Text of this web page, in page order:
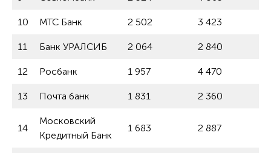
10 МТС Банк 2 502 3 423
11 Банк УРАЛСИБ 2 064 2 840
12 Росбанк 1 957 4 470
13 Почта банк 1 831 2 360
14
Московский
Кредитный Банк
1 683 2 887